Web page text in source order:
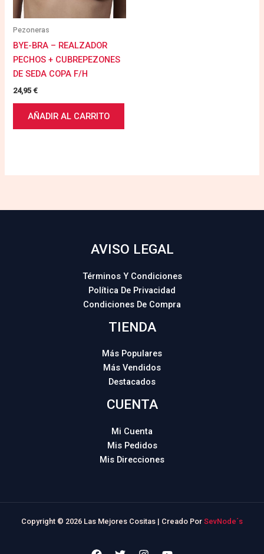
Pezoneras
BYE-BRA – REALZADOR
PECHOS + CUBREPEZONES
DE SEDA COPA F/H
24,95€
AÑADIR AL CARRITO
AVISO LEGAL
Términos Y Condiciones
Política De Privacidad
Condiciones De Compra
TIENDA
Más Populares
Más Vendidos
Destacados
CUENTA
Mi Cuenta
Mis Pedidos
Mis Direcciones
Copyright © 2026 Las Mejores Cositas | Creado Por SevNode´s